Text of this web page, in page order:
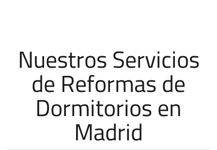
Nuestros Servicios
de Reformas de
Dormitorios en
Madrid